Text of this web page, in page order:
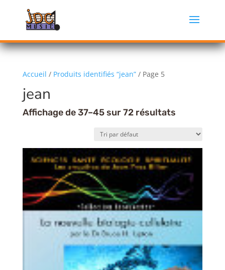
Accueil / Produits identifiés “jean”/ Page 5
jean
Affichage de 37–45 sur 72 résultats